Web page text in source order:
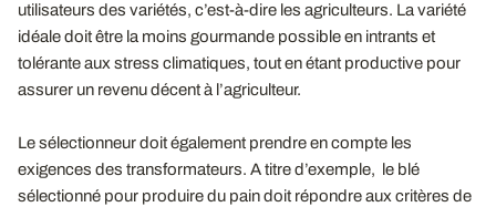
utilisateurs des variétés, c’est-à-dire les agriculteurs. La variété
idéale doit être la moins gourmande possible en intrants et
tolérante aux stress climatiques, tout en étant productive pour
assurer un revenu décent à l’agriculteur.
Le sélectionneur doit également prendre en compte les
exigences des transformateurs. A titre d’exemple, le blé
sélectionné pour produire du pain doit répondre aux critères de